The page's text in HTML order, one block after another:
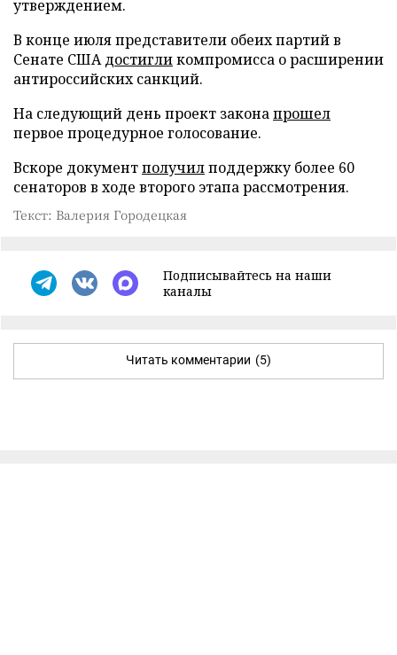
утверждением.
В конце июля представители обеих партий в
Сенате СШАдостигликомпромисса о расширении
антироссийских санкций.
На следующий день проект законапрошел
первое процедурное голосование.
Вскоре документполучилподдержку более 60
сенаторов в ходе второго этапа рассмотрения.
Текст: Валерия Городецкая
Подписывайтесь на наши
каналы
Читать комментарии (5)